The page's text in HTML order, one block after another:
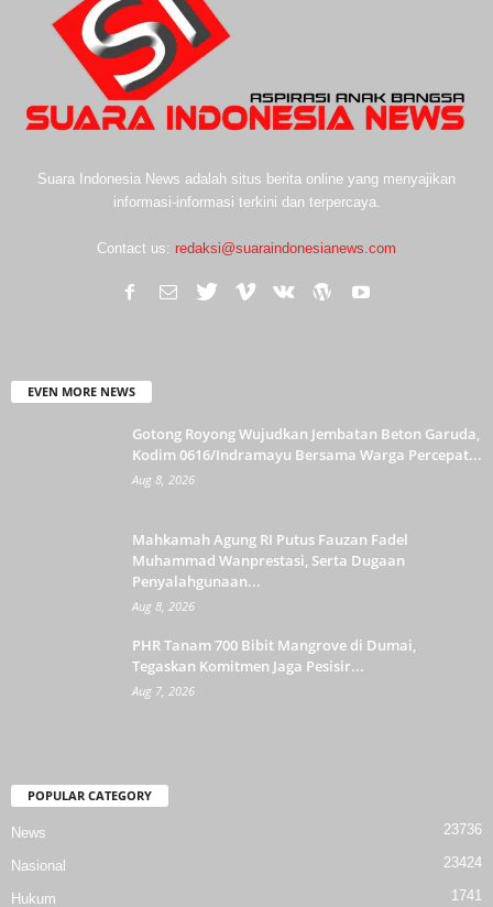
Suara Indonesia News adalah situs berita online yang menyajikan
informasi-informasi terkini dan terpercaya.
Contact us: redaksi@suaraindonesianews.com
EVEN MORE NEWS
Gotong Royong Wujudkan Jembatan Beton Garuda,
Kodim 0616/Indramayu Bersama Warga Percepat...
Aug 8, 2026
Mahkamah Agung RI Putus Fauzan Fadel
Muhammad Wanprestasi, Serta Dugaan
Penyalahgunaan...
Aug 8, 2026
PHR Tanam 700 Bibit Mangrove di Dumai,
Tegaskan Komitmen Jaga Pesisir...
Aug 7, 2026
POPULAR CATEGORY
News 23736
Nasional 23424
Hukum 1741